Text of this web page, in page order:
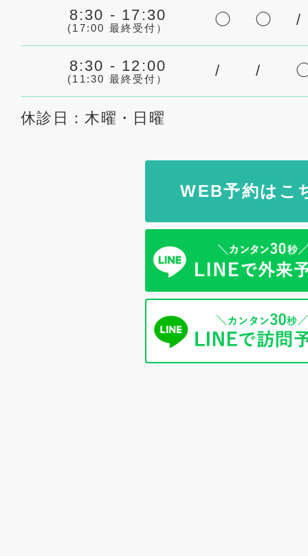
8:30 - 17:30
(17:00 最終受付） ◯ ◯ /
8:30 - 12:00
(11:30 最終受付） / /
休診日：木曜・日曜
WEB予約はこ